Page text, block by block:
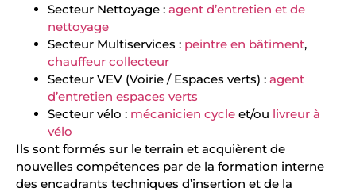
Secteur Nettoyage : agent d’entretien et de
nettoyage
Secteur Multiservices : peintre en bâtiment,
chauffeur collecteur
Secteur VEV (Voirie / Espaces verts) : agent
d’entretien espaces verts
Secteur vélo : mécanicien cycle et/ou livreur à
vélo
Ils sont formés sur le terrain et acquièrent de
nouvelles compétences par de la formation interne
des encadrants techniques d’insertion et de la